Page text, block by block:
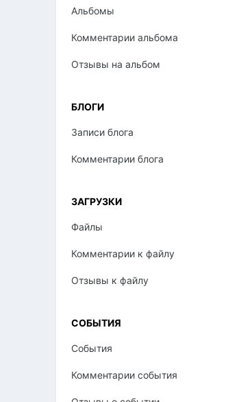
Альбомы
Комментарии альбома
Отзывы на альбом
БЛОГИ
Записи блога
Комментарии блога
ЗАГРУЗКИ
Файлы
Комментарии к файлу
Отзывы к файлу
СОБЫТИЯ
События
Комментарии события